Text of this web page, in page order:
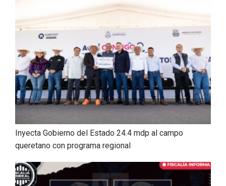
Inyecta Gobierno del Estado 24.4 mdp al campo
queretano con programa regional